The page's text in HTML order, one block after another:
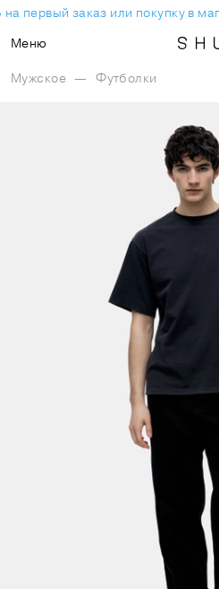
первый заказ или покупку в
Меню
Мужское — Футболки